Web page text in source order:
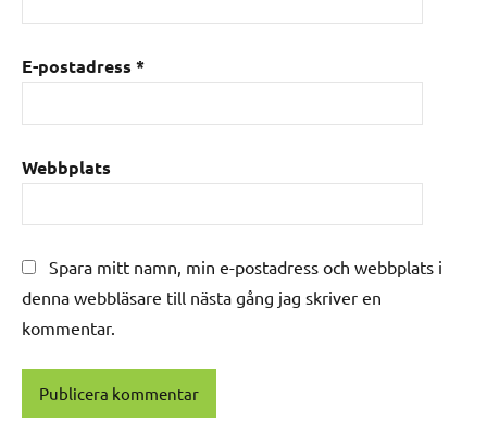
E-postadress *
Webbplats
Spara mitt namn, min e-postadress och webbplats i
denna webbläsare till nästa gång jag skriver en
kommentar.